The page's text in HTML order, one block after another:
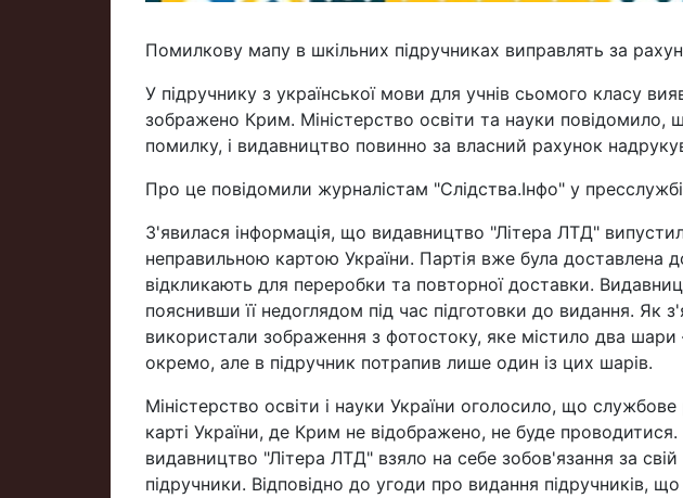
Помилкову мапу в шкільних підручниках виправлять за
У підручнику з української мови для учнів сьомого класу
зображено Крим. Міністерство освіти та науки повідомило,
помилку, і видавництво повинно за власний рахунок
Про це повідомили журналістам "Слідства.Інфо" у пресслужбі
З'явилася інформація, що видавництво "Літера ЛТД"
неправильною картою України. Партія вже була доставлена
відкликають для переробки та повторної доставки.
пояснивши її недоглядом під час підготовки до видання. Як
використали зображення з фотостоку, яке містило два
окремо, але в підручник потрапив лише один із цих шарів.
Міністерство освіти і науки України оголосило, що
карті України, де Крим не відображено, не буде
видавництво "Літера ЛТД" взяло на себе зобов'язання за
підручники. Відповідно до угоди про видання підручників,